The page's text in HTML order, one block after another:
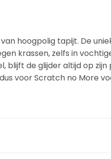
hoogpolig tapijt. De
krassen, zelfs in
blijft de glijder altijd op zijn
voor Scratch no More